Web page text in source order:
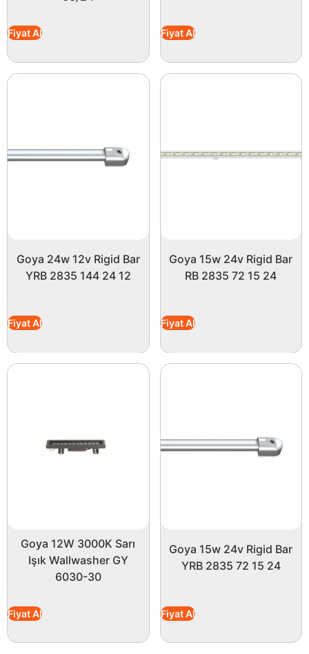
Fiyat Al Fiyat Al
Goya 24w 12v Rigid Bar
YRB 2835 144 24 12
Fiyat Al
Goya 15w 24v Rigid Bar
RB 2835 72 15 24
Fiyat Al
Goya 12W 3000K Sarı
Işık Wallwasher GY
6030-30
Fiyat Al
Goya 15w 24v Rigid Bar
YRB 2835 72 15 24
Fiyat Al